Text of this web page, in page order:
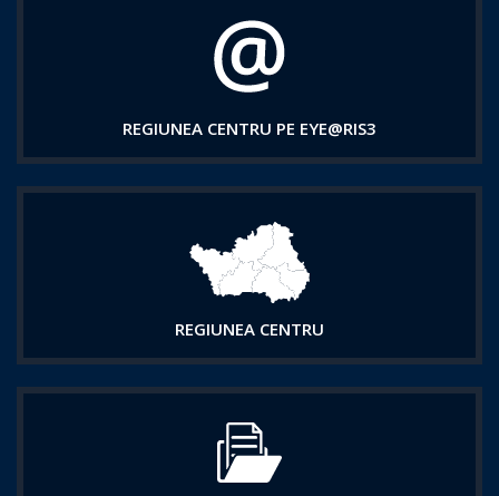
REGIUNEA CENTRU PE EYE@RIS3
REGIUNEA CENTRU